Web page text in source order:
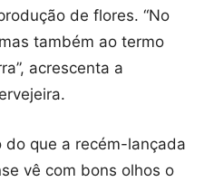
de flores. “No
também ao termo
acrescenta a
do que a recém-lançada
vê com bons olhos o